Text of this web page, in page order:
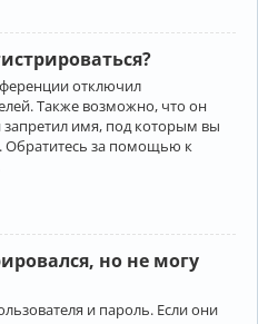
отключил
Также возможно, что он
имя, под которым вы
Обратитесь за помощью к
но не могу
и пароль. Если они